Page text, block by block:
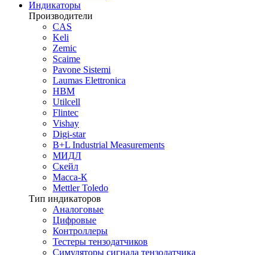
Индикаторы
Производители
CAS
Keli
Zemic
Scaime
Pavone Sistemi
Laumas Elettronica
HBM
Utilcell
Flintec
Vishay
Digi-star
B+L Industrial Measurements
МИДЛ
Скейл
Масса-К
Mettler Toledo
Тип индикаторов
Аналоговые
Цифровые
Контроллеры
Тестеры тензодатчиков
Симуляторы сигнала тензодатчика